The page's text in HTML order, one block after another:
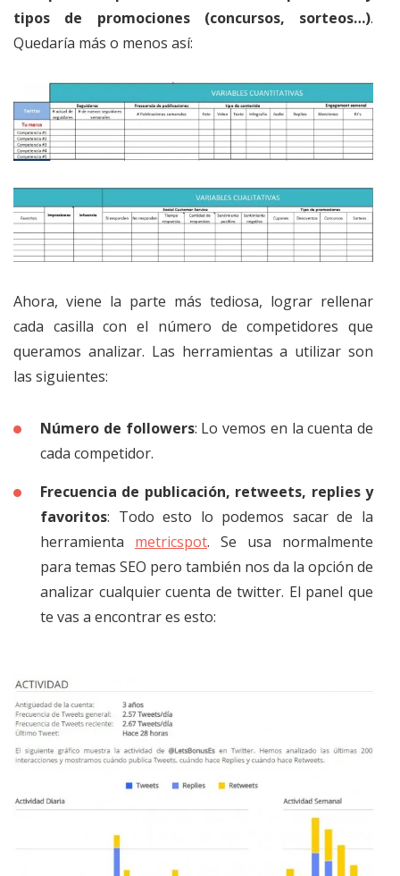
tipos de promociones (concursos, sorteos…).
Quedaría más o menos así:
Ahora, viene la parte más tediosa, lograr rellenar
cada casilla con el número de competidores que
queramos analizar. Las herramientas a utilizar son
las siguientes:
Número de followers: Lo vemos en la cuenta de
cada competidor.
Frecuencia de publicación, retweets, replies y
favoritos: Todo esto lo podemos sacar de la
herramienta metricspot. Se usa normalmente
para temas SEO pero también nos da la opción de
analizar cualquier cuenta de twitter. El panel que
te vas a encontrar es esto: